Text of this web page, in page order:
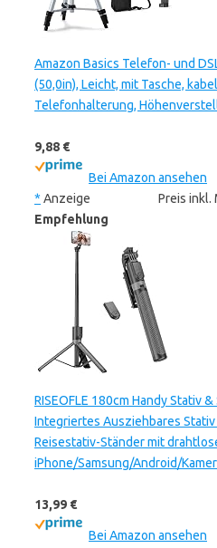
Amazon Basics Telefon- und
(50,0in), Leicht, mit Tasche,
Telefonhalterung,
9,88 €
Bei Amazon ansehen
* Anzeige
Preis inkl.
Empfehlung
RISEOFLE 180cm Handy Stativ
Integriertes Ausziehbares
Reisestativ-Ständer mit
iPhone/Samsung/Android/
13,99 €
Bei Amazon ansehen